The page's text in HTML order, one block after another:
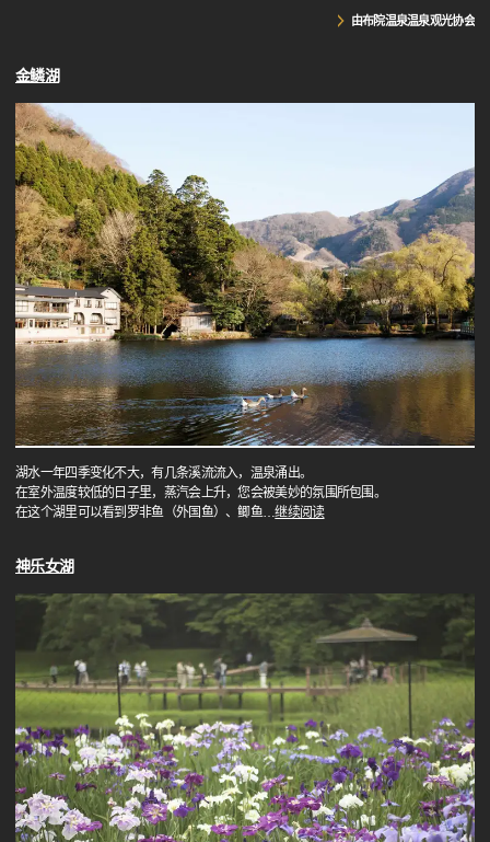
由布院温泉温泉观光协会
金鳞湖
湖水一年四季变化不大，有几条溪流流入，温泉涌出。
在室外温度较低的日子里，蒸汽会上升，您会被美妙的氛围所包围。
在这个湖里可以看到罗非鱼（外国鱼）、鲫鱼…继续阅读
神乐女湖